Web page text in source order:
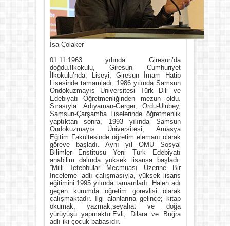
İsa Çolaker
01.11.1963 yılında Giresun’da
doğdu.İlkokulu, Giresun Cumhuriyet
İlkokulu’nda; Liseyi, Giresun İmam Hatip
Lisesinde tamamladı. 1986 yılında Samsun
Ondokuzmayıs Üniversitesi Türk Dili ve
Edebiyatı Öğretmenliğinden mezun oldu.
Sırasıyla: Adıyaman-Gerger, Ordu-Ulubey,
Samsun-Çarşamba Liselerinde öğretmenlik
yaptıktan sonra, 1993 yılında Samsun
Ondokuzmayıs Üniversitesi, Amasya
Eğitim Fakültesinde öğretim elemanı olarak
göreve başladı. Aynı yıl OMÜ Sosyal
Bilimler Enstitüsü Yeni Türk Edebiyatı
anabilim dalında yüksek lisansa başladı.
”Milli Tetebbular Mecmuası Üzerine Bir
İnceleme” adlı çalışmasıyla, yüksek lisans
eğitimini 1995 yılında tamamladı. Halen adı
geçen kurumda öğretim görevlisi olarak
çalışmaktadır. İlgi alanlarına gelince; kitap
okumak, yazmak,seyahat ve doğa
yürüyüşü yapmaktır.Evli, Dilara ve Buğra
adlı iki çocuk babasıdır.